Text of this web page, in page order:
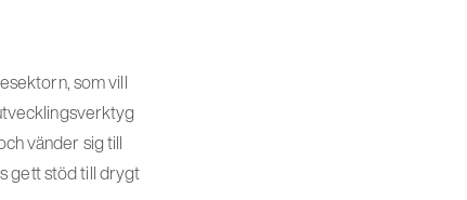
som vill
vänder sig till
gett stöd till drygt